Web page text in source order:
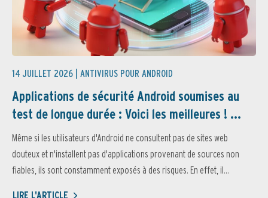
14 JUILLET 2026 | ANTIVIRUS POUR ANDROID
Applications de sécurité Android soumises au
test de longue durée : Voici les meilleures ! ...
Même si les utilisateurs d'Android ne consultent pas de sites web
douteux et n'installent pas d'applications provenant de sources non
fiables, ils sont constamment exposés à des risques. En effet, il...
LIRE L'ARTICLE